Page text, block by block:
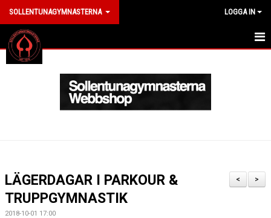
SOLLENTUNAGYMNASTERNA LOGGA IN
HEM
ARRANGEMANG
>
<
LÄGERDAGAR I PARKOUR &
TRUPPGYMNASTIK
2018-10-01 17:00